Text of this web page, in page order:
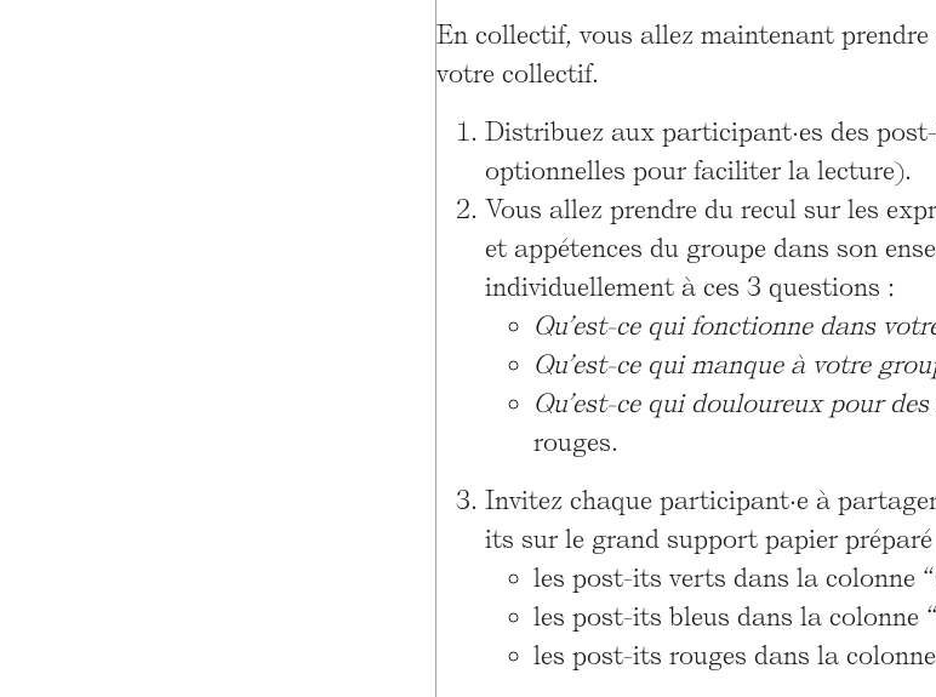
En collectif, vous allez maintenant
votre collectif.
Distribuez aux participant·es des
optionnelles pour faciliter la lecture).
Vous allez prendre du recul sur les
et appétences du groupe dans son
individuellement à ces 3 questions :
Qu’est-ce qui fonctionne dans
Qu’est-ce qui manque à votre
Qu’est-ce qui douloureux pour
rouges.
Invitez chaque participant·e à
its sur le grand support papier
les post-its verts dans la colonne
les post-its bleus dans la colonne
les post-its rouges dans la